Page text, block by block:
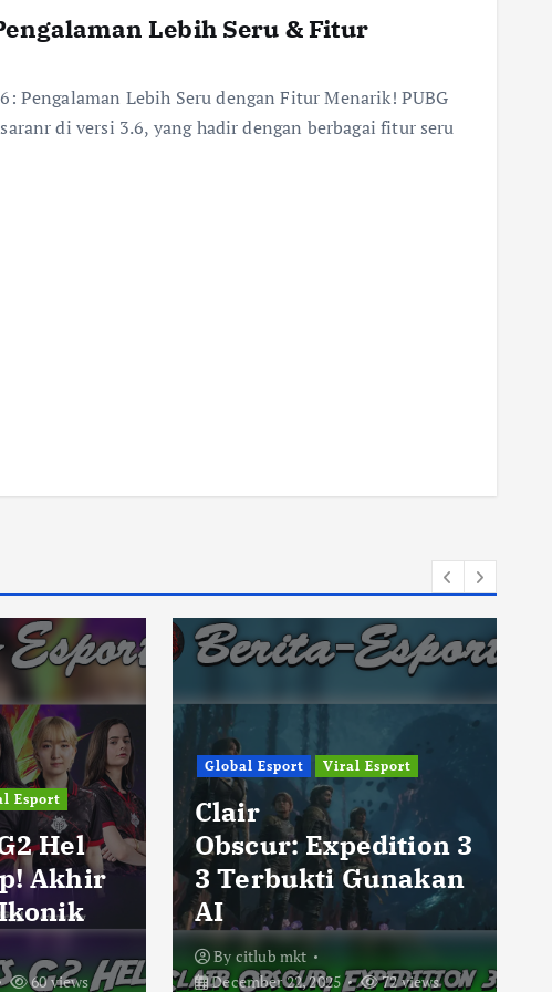
Lebih Seru & Fitur
Pengalaman Lebih Seru dengan Fitur Menarik! PUBG
di versi 3.6, yang hadir dengan berbagai fitur seru
Esport
Hel
Akhir
60 views
Global Esport Viral Esport
Clair
Obscur: Expedition 3
3 Terbukti Gunakan
AI
By citlub mkt
December 22, 2025
72 views